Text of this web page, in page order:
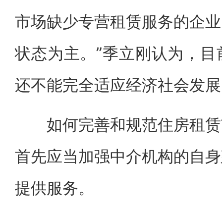
市场缺少专营租赁服务的企
状态为主。”季立刚认为，
还不能完全适应经济社会发
如何完善和规范住房租赁
首先应当加强中介机构的自
提供服务。